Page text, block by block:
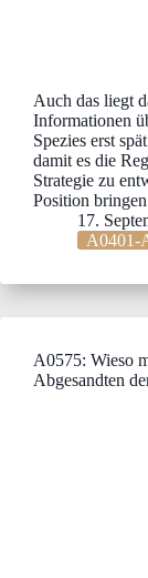
Auch das liegt
Informationen
Spezies erst
damit es die
Strategie zu
Position
17.
A0401-
A0575: Wieso
Abgesandten